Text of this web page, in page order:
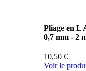
Pliage en L
0,7 mm - 2
10,50 €
Voir le